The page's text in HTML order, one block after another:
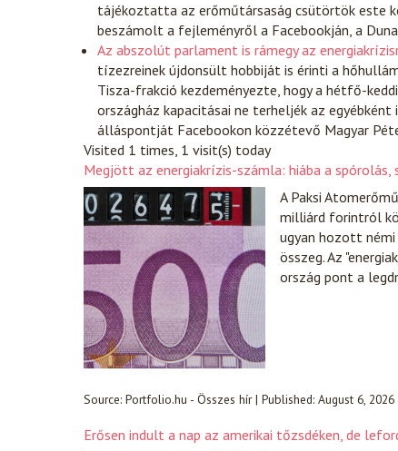
tájékoztatta az erőműtársaság csütörtök este
beszámolt a fejleményről a Facebookján, a
Az abszolút parlament is rámegy az
tízezreinek újdonsült hobbiját is érinti a
Tisza-frakció kezdeményezte, hogy a hétfő-
országház kapacitásai ne terheljék az
álláspontját Facebookon közzétevő Magyar
Visited 1 times, 1 visit(s) today
Megjött az energiakrízis-számla: hiába a
A Paksi
milliárd forintról
ugyan hozott
összeg. Az
ország pont a
Source: Portfolio.hu - Összes hír| Published: August 6, 2026
Erősen indult a nap az amerikai tőzsdéken, de